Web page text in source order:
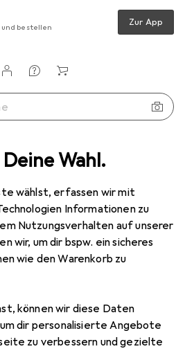
Wahl.
wählst, erfassen wir mit
Informationen zu
Nutzungsverhalten auf unserer
wir, um dir bspw. ein sicheres
wie den Warenkorb zu
können wir diese Daten
dir personalisierte Angebote
zu verbessern und gezielte
bestellen Zur App
Grohe Euphoria System 260 Duschsystem
16 Bilder
System 260